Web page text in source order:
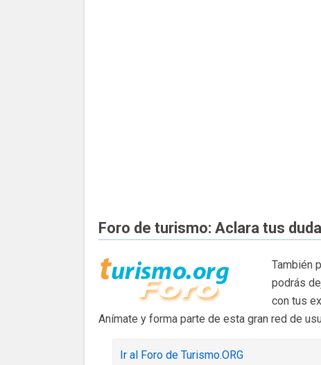
Foro de turismo: Aclara tus
También
podrás
con tus
Anímate y forma parte de esta gran red de
Ir al Foro de Turismo.ORG